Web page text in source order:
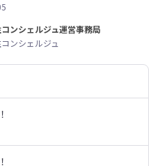
ンシェルジュ運営事務局
ンシェルジュ